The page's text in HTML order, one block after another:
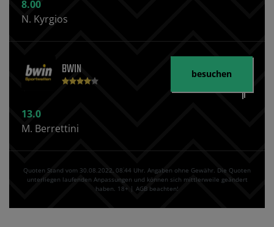
8.00
N. Kyrgios
BWIN
13.0
M. Berrettini
besuchen
Quoten Stand vom 30.08.2022‚ 08⁚44 Uhr. Angaben ohne Gewähr. Die Quoten
unterliegen laufenden Anpassungen und können sich mittlerweile geändert
haben. 18+ | AGB beachten!